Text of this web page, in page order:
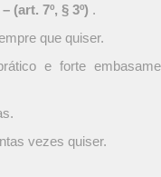
(art. 7º, § 3º) .
que quiser.
e forte
vezes quiser.